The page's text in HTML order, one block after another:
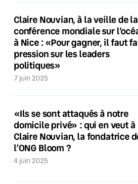
Claire Nouvian, à la veille de la
conférence mondiale sur
à Nice : «Pour gagner, il faut
pression sur les leaders
politiques»
7 juin 2025
«Ils se sont attaqués à notre
domicile privé» : qui en veut à
Claire Nouvian, la fondatrice
l’ONG Bloom ?
4 juin 2025